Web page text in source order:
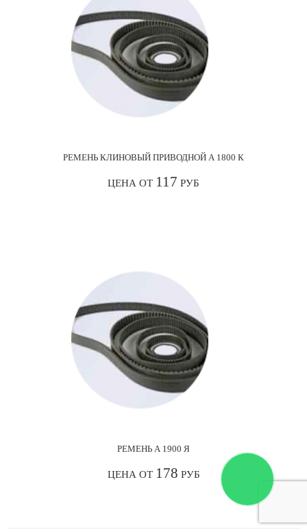
РЕМЕНЬ КЛИНОВЫЙ ПРИВОДНОЙ А 1800 К
ЦЕНА ОТ 117 РУБ
РЕМЕНЬ А 1900 Я
ЦЕНА ОТ 178 РУБ